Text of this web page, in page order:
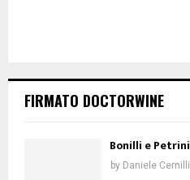
FIRMATO DOCTORWINE
Bonilli e Petrini
by Daniele Cernilli